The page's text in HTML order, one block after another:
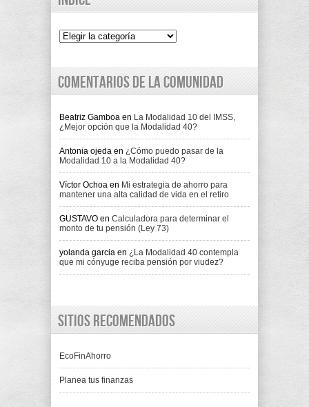
Indice
Comentarios de la comunidad
Beatriz Gamboa en La Modalidad 10 del IMSS,
¿Mejor opción que la Modalidad 40?
Antonia ojeda en ¿Cómo puedo pasar de la
Modalidad 10 a la Modalidad 40?
Víctor Ochoa en Mi estrategia de ahorro para
mantener una alta calidad de vida en el retiro
GUSTAVO en Calculadora para determinar el
monto de tu pensión (Ley 73)
yolanda garcia en ¿La Modalidad 40 contempla
que mi cónyuge reciba pensión por viudez?
Sitios recomendados
EcoFinAhorro
Planea tus finanzas